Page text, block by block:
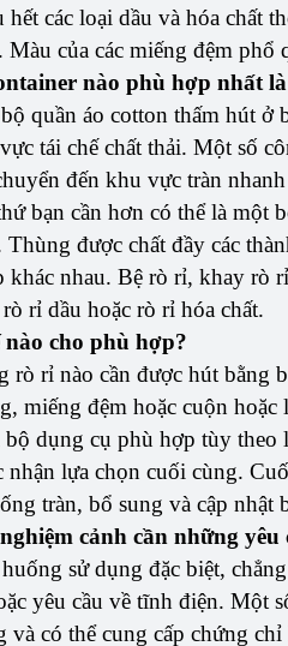
hết các loại dầu và hóa chất
của các miếng đệm phổ
nào phù hợp nhất
quần áo cotton thấm hút ở
tái chế chất thải. Một số
đến khu vực tràn
bạn cần hơn có thể là một
được chất đầy các
khác nhau. Bệ rò rỉ, khay
rỉ dầu hoặc rò rỉ hóa chất.
cho phù hợp?
rò rỉ nào cần được hút bằng
miếng đệm hoặc cuộn
dụng cụ phù hợp tùy
lựa chọn cuối cùng.
tràn, bổ sung và cập nhật
cảnh cần những yêu
sử dụng đặc biệt,
yêu cầu về tĩnh điện. Một
có thể cung cấp chứng